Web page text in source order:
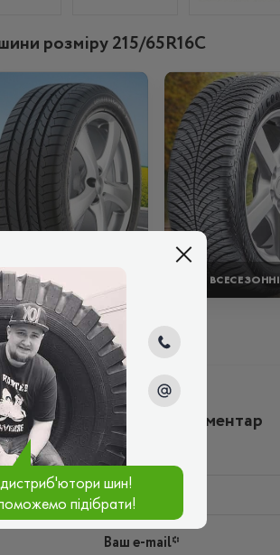
розміру 215/65R16C
ЛІТНІ ВСЕСЕЗОННІ
Написати коментар
Ім'я*
Ваш e-mail*
дистриб'ютори шин!
підібрати!